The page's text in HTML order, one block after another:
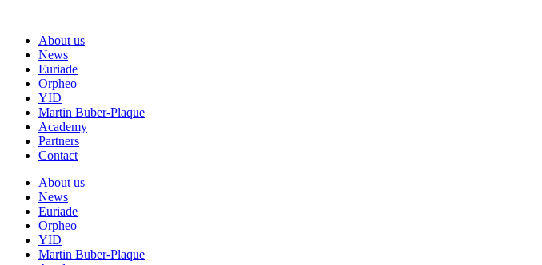
About us
News
Euriade
Orpheo
YID
Martin Buber-Plaque
Academy
Partners
Contact
About us
News
Euriade
Orpheo
YID
Martin Buber-Plaque